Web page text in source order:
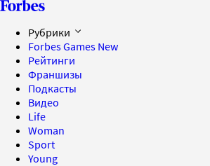
Рубрики
Forbes Games New
Рейтинги
Франшизы
Подкасты
Видео
Life
Woman
Sport
Young